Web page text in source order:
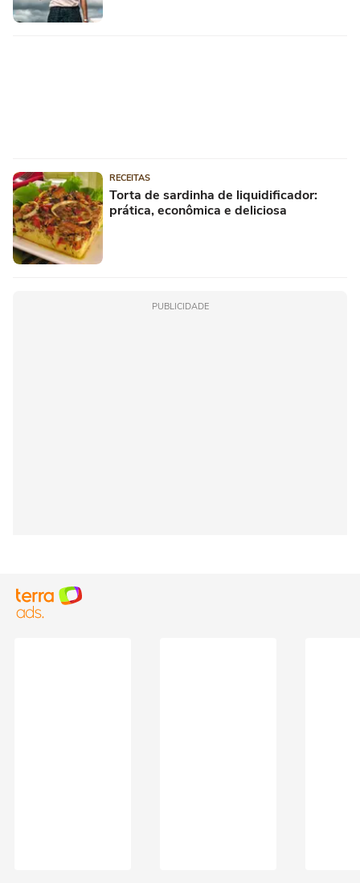
RECEITAS
Torta de sardinha de liquidificador:
prática, econômica e deliciosa
PUBLICIDADE